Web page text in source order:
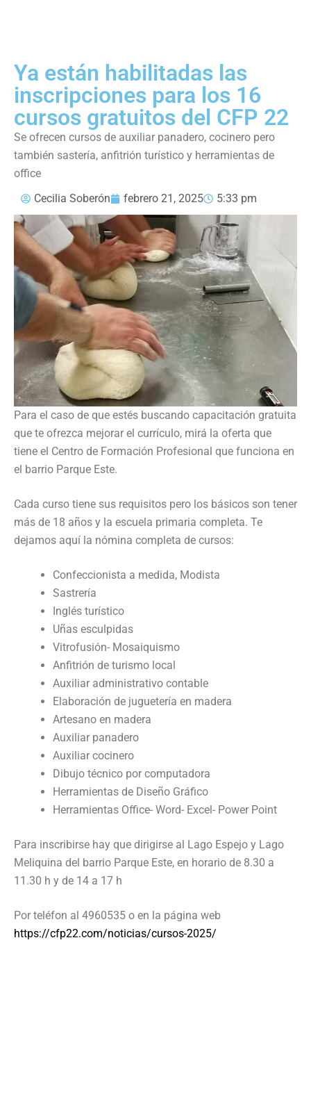
Ya están habilitadas las
inscripciones para los 16
cursos gratuitos del CFP 22
Se ofrecen cursos de auxiliar panadero, cocinero pero
también sastería, anfitrión turístico y herramientas de
office
Cecilia Soberón
febrero 21, 2025 5:33 pm
Para el caso de que estés buscando capacitación gratuita
que te ofrezca mejorar el currículo, mirá la oferta que
tiene el Centro de Formación Profesional que funciona en
el barrio Parque Este.
Cada curso tiene sus requisitos pero los básicos son tener
más de 18 años y la escuela primaria completa. Te
dejamos aquí la nómina completa de cursos:
Confeccionista a medida, Modista
Sastrería
Inglés turístico
Uñas esculpidas
Vitrofusión- Mosaiquismo
Anfitrión de turismo local
Auxiliar administrativo contable
Elaboración de juguetería en madera
Artesano en madera
Auxiliar panadero
Auxiliar cocinero
Dibujo técnico por computadora
Herramientas de Diseño Gráfico
Herramientas Office- Word- Excel- Power Point
Para inscribirse hay que dirigirse al Lago Espejo y Lago
Meliquina del barrio Parque Este, en horario de 8.30 a
11.30 h y de 14 a 17 h
Por teléfon al 4960535 o en la página web
https://cfp22.com/noticias/cursos-2025/